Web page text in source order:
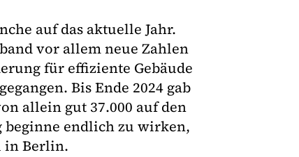
auf das aktuelle Jahr.
vor allem neue Zahlen
für effiziente Gebäude
Bis Ende 2024 gab
allein gut 37.000 auf den
beginne endlich zu wirken,
in Berlin.